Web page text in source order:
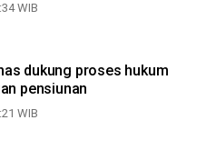
WIB
dukung proses hukum
pensiunan
WIB